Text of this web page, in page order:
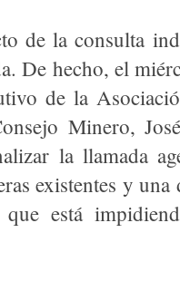
de la consulta
De hecho, el
de la
Minero,
la llamada
existentes y una
está